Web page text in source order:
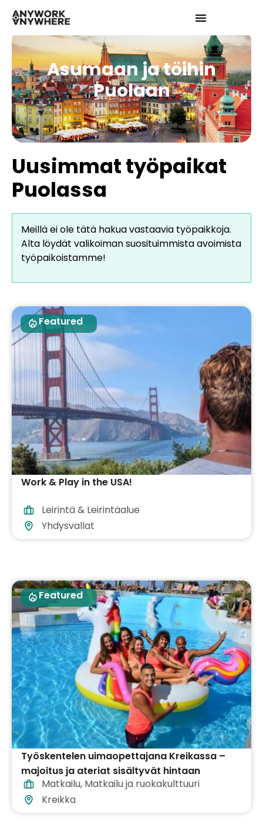
Asumaan ja töihin
Puolaan
Uusimmat työpaikat
Puolassa
Meillä ei ole tätä hakua vastaavia työpaikkoja.
Alta löydät valikoiman suosituimmista avoimista
työpaikoistamme!
Featured
Work & Play in the USA!
Leirintä & Leirintäalue
Yhdysvallat
Featured
Työskentelen uimaopettajana Kreikassa –
majoitus ja ateriat sisältyvät hintaan
Matkailu, Matkailu ja ruokakulttuuri
Kreikka